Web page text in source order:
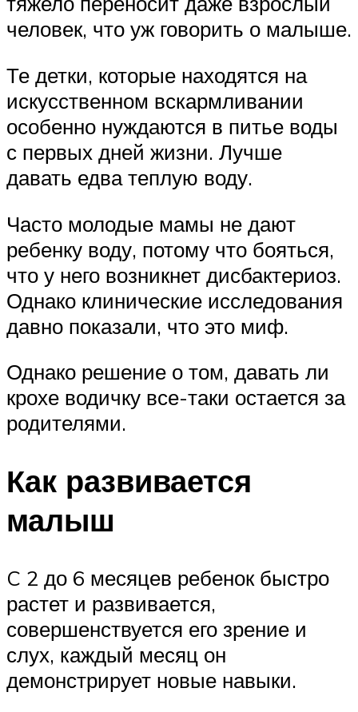
человек, что уж говорить о малыше.
Те детки, которые находятся на
искусственном вскармливании
особенно нуждаются в питье воды
с первых дней жизни. Лучше
давать едва теплую воду.
Часто молодые мамы не дают
ребенку воду, потому что бояться,
что у него возникнет дисбактериоз.
Однако клинические исследования
давно показали, что это миф.
Однако решение о том, давать ли
крохе водичку все-таки остается за
родителями.
Как развивается
малыш
C 2 до 6 месяцев ребенок быстро
растет и развивается,
совершенствуется его зрение и
слух, каждый месяц он
демонстрирует новые навыки.